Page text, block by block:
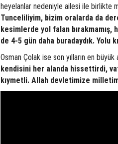
heyelanlar nedeniyle ailesi ile birlikte
Tunceliliyim, bizim oralarda da
kesimlerde yol falan
de 4-5 gün daha buradaydık.
Osman Çolak ise son yılların en
kendisini her alanda hissettirdi,
kıymetli. Allah devletimize